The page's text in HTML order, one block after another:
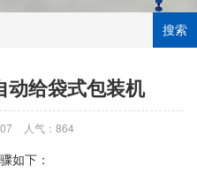
搜索
动给袋式包装机
人气：864
如下：